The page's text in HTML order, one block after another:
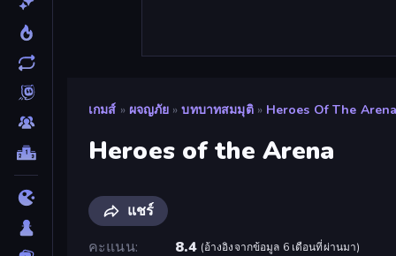
เกมส์ » ผจญภัย » บทบาทสมมุติ » Heroes Of The
Heroes of the Arena
แชร์
คะแนน
8.4 (อ้างอิงจากข้อมูล 6 เดือนที่ผ่านมา)